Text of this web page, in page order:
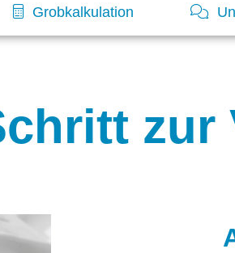
Grobkalkulation
zur